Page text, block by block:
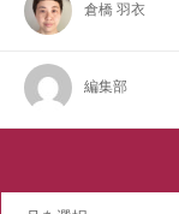
倉橋 羽衣
編集部